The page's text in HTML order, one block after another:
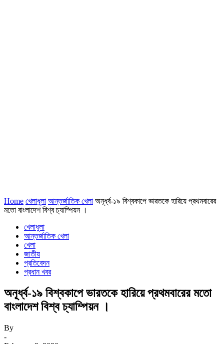
Home খেলাধুলা আন্তর্জাতিক খেলা অনূর্ধ্ব-১৯ বিশ্বকাপে ভারতকে হারিয়ে প্রথমবারের
মতো বাংলাদেশ বিশ্ব চ্যাম্পিয়ন ।
খেলাধুলা
আন্তর্জাতিক খেলা
খেলা
জাতীয়
প্রতিবেদন
প্রধান খবর
অনূর্ধ্ব-১৯ বিশ্বকাপে ভারতকে হারিয়ে প্রথমবারের মতো
বাংলাদেশ বিশ্ব চ্যাম্পিয়ন ।
By
-